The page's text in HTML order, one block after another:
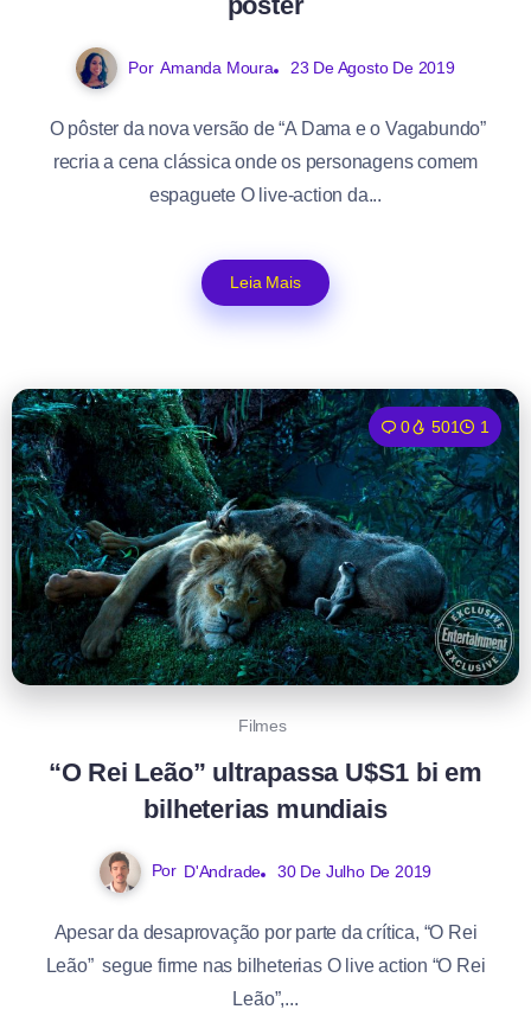
Por Amanda Moura 23 De Agosto De 2019
O pôster da nova versão de “A Dama e o Vagabundo”
recria a cena clássica onde os personagens comem
espaguete O live-action da...
Leia Mais
0 501 1
Filmes
“O Rei Leão” ultrapassa U$S1 bi em
bilheterias mundiais
Por D'Andrade 30 De Julho De 2019
Apesar da desaprovação por parte da crítica, “O Rei
Leão” segue firme nas bilheterias O live action “O Rei
Leão”,...